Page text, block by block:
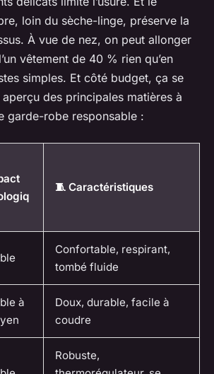
loin du sèche-linge, préserve la
À vue de nez, on peut allonger
vêtement de 40 % rien qu’en
simples. Et côté budget, ça se
des principales matières à
garde-robe responsable :
🧵 Caractéristiques
Confortable, respirant,
tombé fluide
à
Doux, durable, facile à
coudre
Robuste,